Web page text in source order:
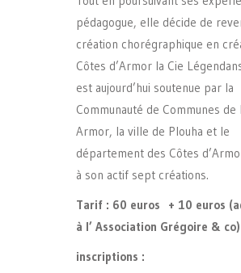
pédagogue, elle décide de
création chorégraphique en
Côtes d’Armor la Cie
est aujourd’hui soutenue par la
Communauté de Communes
Armor, la ville de Plouha et le
département des Côtes
à son actif sept créations.
Tarif : 60 euros + 10 euros
à l’ Association Grégoire & co)
inscriptions :